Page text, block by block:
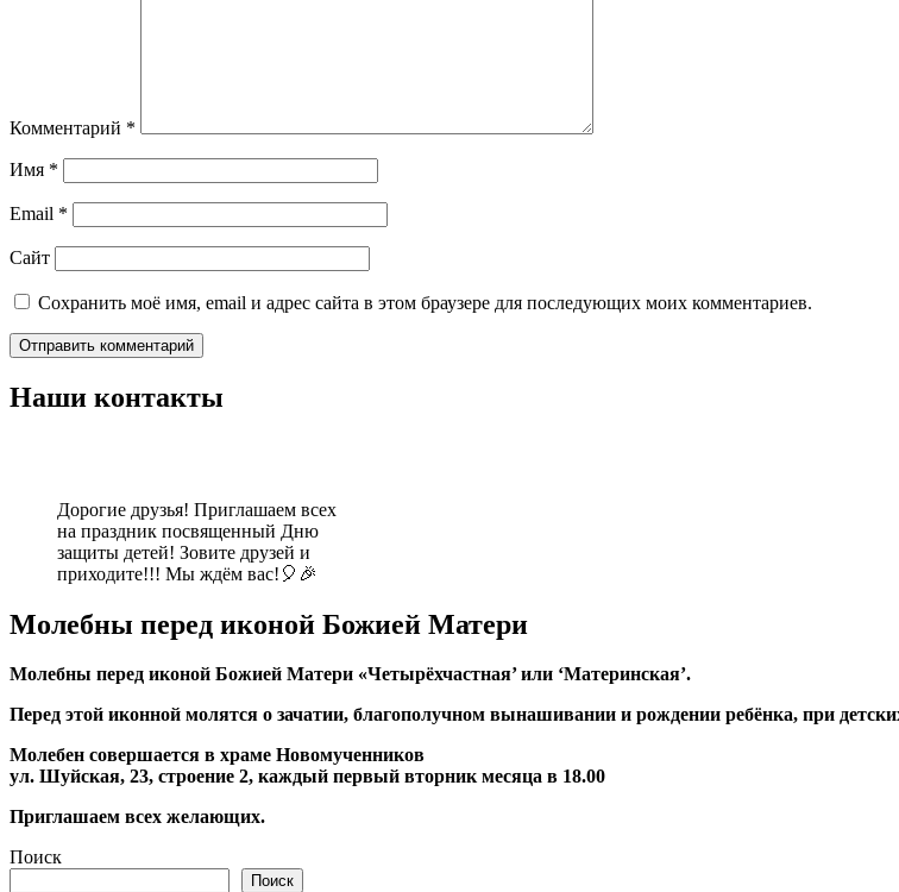
Комментарий *
Имя *
Email *
Сайт
Сохранить моё имя, email и адрес сайта в этом браузере для последующих моих комментариев.
Наши контакты
Дорогие друзья! Приглашаем всех
на праздник посвященный Дню
защиты детей! Зовите друзей и
приходите!!! Мы ждём вас!🎈🎉
Молебны перед иконой Божией Матери
Молебны перед иконой Божией Матери «Четырёхчастная’ или ‘Материнская’.
Перед этой иконной молятся о зачатии, благополучном вынашивании и рождении ребёнка, при
Молебен совершается в храме Новомученников
ул. Шуйская, 23, строение 2, каждый первый вторник месяца в 18.00
Приглашаем всех желающих.
Поиск
Поиск